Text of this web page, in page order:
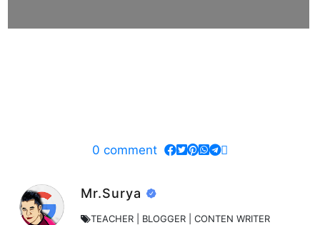
0 comment
Mr.Surya
TEACHER | BLOGGER | CONTEN WRITER